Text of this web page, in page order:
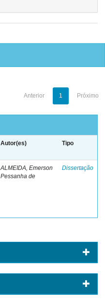
Anterior 1 Próximo
Autor(es) Tipo
ALMEIDA, Emerson
Pessanha de
Dissertação